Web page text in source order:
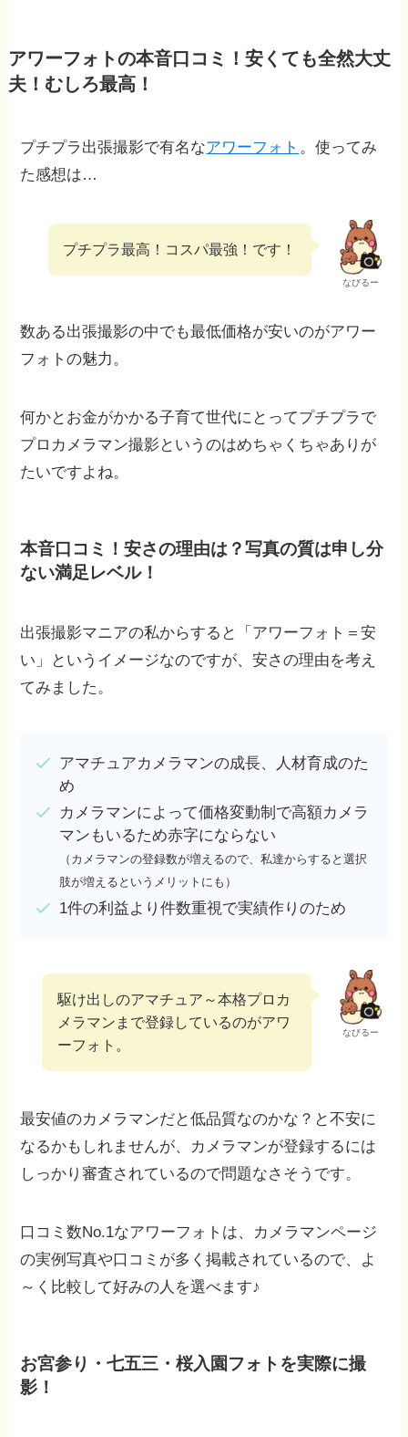
アワーフォトの本音口コミ！安くても全然大丈
夫！むしろ最高！
プチプラ出張撮影で有名なアワーフォト 。使ってみ
た感想は…
なびるー
プチプラ最高！コスパ最強！です！
数ある出張撮影の中でも最低価格が安いのがアワー
フォトの魅力。
何かとお金がかかる子育て世代にとってプチプラで
プロカメラマン撮影というのはめちゃくちゃありが
たいですよね。
本音口コミ！安さの理由は？写真の質は申し分
ない満足レベル！
出張撮影マニアの私からすると「アワーフォト＝安
い」というイメージなのですが、安さの理由を考え
てみました。
アマチュアカメラマンの成長、人材育成のた
め
カメラマンによって価格変動制で高額カメラ
マンもいるため赤字にならない
（カメラマンの登録数が増えるので、私達からすると選択
肢が増えるというメリットにも）
1件の利益より件数重視で実績作りのため
なびるー
駆け出しのアマチュア～本格プロカ
メラマンまで登録しているのがアワ
ーフォト。
最安値のカメラマンだと低品質なのかな？と不安に
なるかもしれませんが、カメラマンが登録するには
しっかり審査されているので問題なさそうです。
口コミ数No.1なアワーフォトは、カメラマンページ
の実例写真や口コミが多く掲載されているので、よ
～く比較して好みの人を選べます♪
お宮参り・七五三・桜入園フォトを実際に撮
影！